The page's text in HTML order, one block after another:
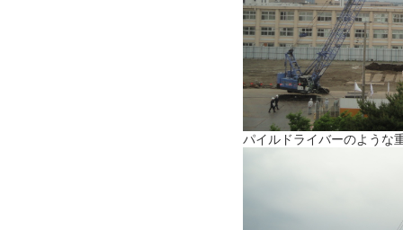
パイルドライバーのような